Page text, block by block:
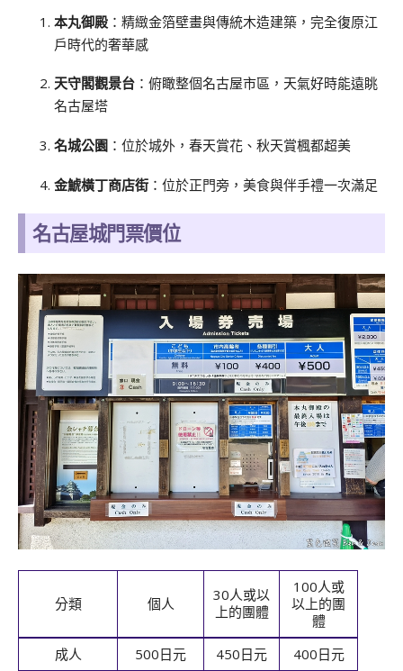
本丸御殿 ：精緻金箔壁畫與傳統木造建築，完全復原江
戶時代的奢華感
天守閣觀景台 ：俯瞰整個名古屋市區，天氣好時能遠眺
名古屋塔
名城公園 ：位於城外，春天賞花、秋天賞楓都超美
金鯱橫丁商店街 ：位於正門旁，美食與伴手禮一次滿足
名古屋城門票價位
分類 個人
30人或以
上的團體
100人或
以上的團
體
成人
500日元 450日元 400日元